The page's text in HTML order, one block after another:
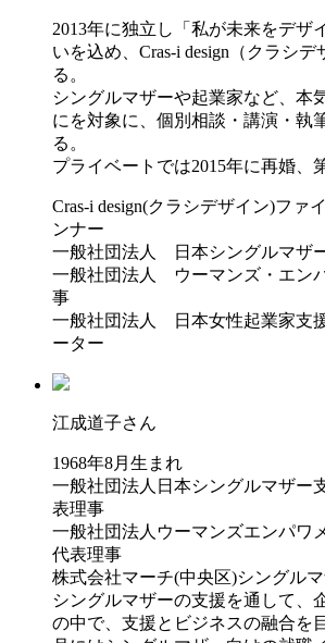
2013年に独立し「私が未来をデザ
いを込め、Cras-i design（クラシ
る。
シングルマザーや起業家など、本
にを対象に、個別相談・講演・執
る。
プライベートでは2015年に再婚、
Cras-i design(クラシデザイン)ファ
ンナー
一般社団法人 日本シングルマザ
一般社団法人 ウーマンズ・エン
事
一般社団法人 日本女性起業家支
ーター
江成道子さん
1968年8月生まれ
一般社団法人日本シングルマザー
表理事
一般社団法人ウーマンズエンパワ
代表理事
株式会社マーチ(中央区)シングル
シングルマザーの支援を通して、
の中で、支援とビジネスの融合を